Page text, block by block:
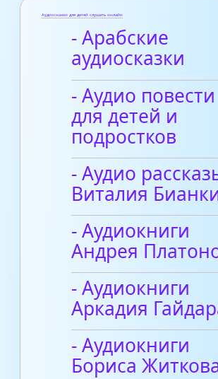
Аудиосказки для детей слушать онлайн
- Арабские
аудиосказки
- Аудио повести
для детей и
подростков
- Аудио
Виталия
- Аудиокниги
Андрея
- Аудиокниги
Аркадия
- Аудиокниги
Бориса